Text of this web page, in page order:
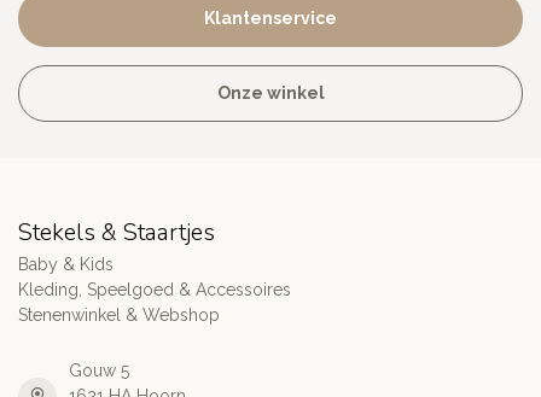
Klantenservice
Onze winkel
Stekels & Staartjes
Baby & Kids
Kleding, Speelgoed & Accessoires
Stenenwinkel & Webshop
Gouw 5